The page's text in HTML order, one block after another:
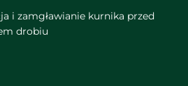
i zamgławianie kurnika przed
drobiu